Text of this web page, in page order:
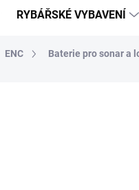
RYBÁŘSKÉ VYBAVENÍ
ENC Baterie pro sonar a